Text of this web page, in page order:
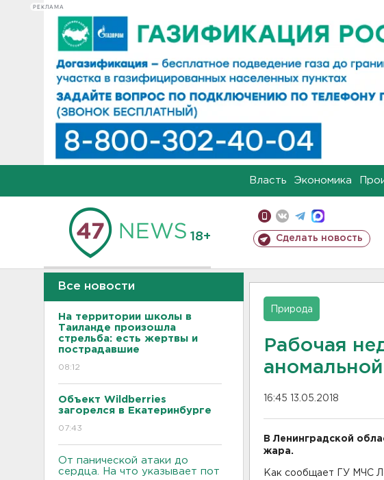
РЕКЛАМА
Власть Экономика
18+ Сделать новость
Все новости
На территории школы в
Таиланде произошла
стрельба: есть жертвы и
пострадавшие
08:12
Объект Wildberries
загорелся в Екатеринбурге
07:43
От панической атаки до
сердца. На что указывает пот
Природа
Рабочая
16:45 13.05.2018
В Ленинградской
жара.
Как сообщает ГУ МЧС